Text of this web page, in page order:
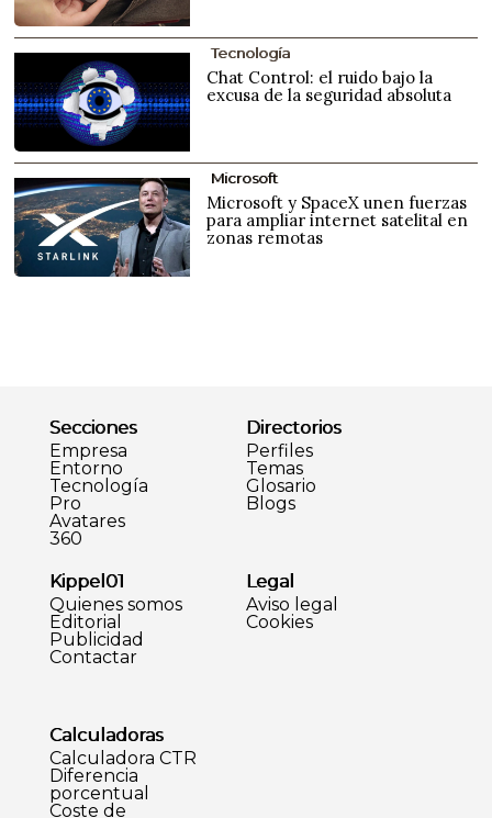
Tecnología
Chat Control: el ruido bajo la
excusa de la seguridad absoluta
Microsoft
Microsoft y SpaceX unen fuerzas
para ampliar internet satelital en
zonas remotas
Secciones
Empresa
Entorno
Tecnología
Pro
Avatares
360
Directorios
Perfiles
Temas
Glosario
Blogs
Kippel01
Quienes somos
Editorial
Publicidad
Contactar
Legal
Aviso legal
Cookies
Calculadoras
Calculadora CTR
Diferencia
porcentual
Coste de